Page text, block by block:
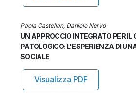
Paola Castellan, Daniele Nervo
UN APPROCCIO INTEGRATO PER
PATOLOGICO: L'ESPERIENZA DI
SOCIALE
Visualizza PDF